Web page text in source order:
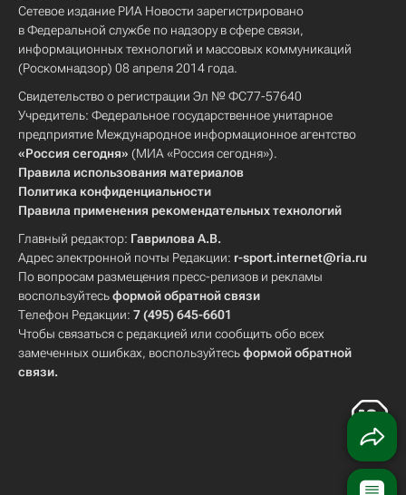
Сетевое издание РИА Новости зарегистрировано
в Федеральной службе по надзору в сфере связи,
информационных технологий и массовых коммуникаций
(Роскомнадзор) 08 апреля 2014 года.
Свидетельство о регистрации Эл № ФС77-57640
Учредитель: Федеральное государственное унитарное
предприятие Международное информационное агентство
«Россия сегодня» (МИА «Россия сегодня»).
Правила использования материалов
Политика конфиденциальности
Правила применения рекомендательных технологий
Главный редактор: Гаврилова А.В.
Адрес электронной почты Редакции: r-sport.internet@ria.ru
По вопросам размещения пресс-релизов и рекламы
воспользуйтесьформой обратной связи
Телефон Редакции: 7 (495) 645-6601
Чтобы связаться с редакцией или сообщить обо всех
замеченных ошибках, воспользуйтесьформой обратной
связи.